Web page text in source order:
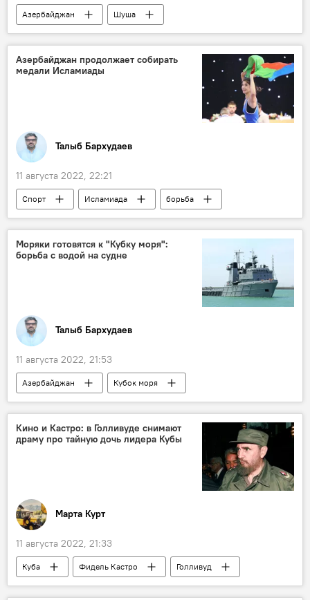
Азербайджан
Шуша
предпринимательство
запрет
Оптовая торговля
Химическая промышленность
Алкоголь
Азербайджан продолжает собирать
медали Исламиады
Талыб Бархудаев
11 августа 2022, 22:21
Спорт Исламиада
борьба
Гимнастика
Таэквондо
Медали
золото
Моряки готовятся к "Кубку моря":
борьба с водой на судне
Талыб Бархудаев
11 августа 2022, 21:53
Азербайджан
Кубок моря
ВС Азербайджана
АрМИ моряки
Кино и Кастро: в Голливуде снимают
драму про тайную дочь лидера Кубы
Марта Курт
11 августа 2022, 21:33
Куба Фидель Кастро
Голливуд
Кино
семья